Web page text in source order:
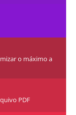
o máximo a
PDF